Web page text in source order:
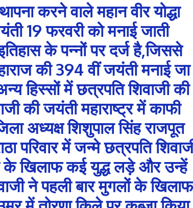
करने वाले महान वीर योद्धा
19 फरवरी को मनाई जाती
के पन्नों पर दर्ज है,जिससे
की 394 वीं जयंती मनाई जा
हिस्सों में छत्रपति शिवाजी की
की जयंती महाराष्ट्र में काफी
अध्यक्ष शिशुपाल सिंह राजपूत
परिवार में जन्मे छत्रपति
के खिलाफ कई युद्ध लड़े और उन्हें
ने पहली बार मुगलों के खिलाफ